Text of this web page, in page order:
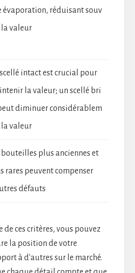
évaporation, réduisant souv
valeur
intact est crucial pour
la valeur; un scellé bri
diminuer considérablem
valeur
bouteilles plus anciennes et
rares peuvent compenser
défauts
de ces critères, vous pouvez
la position de votre
à d'autres sur le marché.